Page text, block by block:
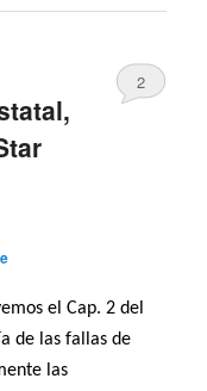
2
el Cap. 2 del
de las fallas de
las